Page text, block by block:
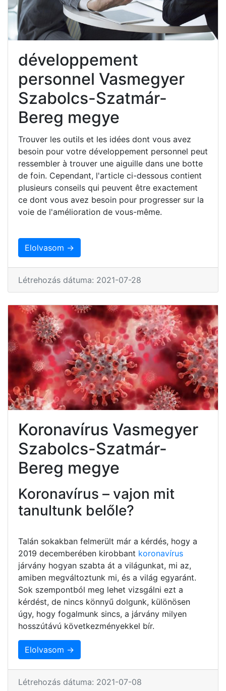
développement
personnel Vasmegyer
Szabolcs-Szatmár-
Bereg megye
Trouver les outils et les idées dont vous avez
besoin pour votre développement personnel peut
ressembler à trouver une aiguille dans une botte
de foin. Cependant, l'article ci-dessous contient
plusieurs conseils qui peuvent être exactement
ce dont vous avez besoin pour progresser sur la
voie de l'amélioration de vous-même.
Elolvasom →
Létrehozás dátuma: 2021-07-28
Koronavírus Vasmegyer
Szabolcs-Szatmár-
Bereg megye
Koronavírus – vajon mit
tanultunk belőle?
Talán sokakban felmerült már a kérdés, hogy a
2019 decemberében kirobbant koronavírus
járvány hogyan szabta át a világunkat, mi az,
amiben megváltoztunk mi, és a világ egyaránt.
Sok szempontból meg lehet vizsgálni ezt a
kérdést, de nincs könnyű dolgunk, különösen
úgy, hogy fogalmunk sincs, a járvány milyen
hosszútávú következményekkel bír.
Elolvasom →
Létrehozás dátuma: 2021-07-08